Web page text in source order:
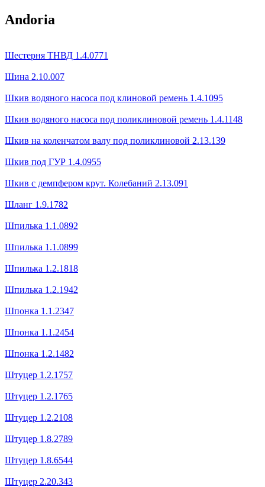
Andoria
Шестерня ТНВД 1.4.0771
Шина 2.10.007
Шкив водяного насоса под клиновой ремень 1.4.1095
Шкив водяного насоса под поликлиновой ремень 1.4.1148
Шкив на коленчатом валу под поликлиновой 2.13.139
Шкив под ГУР 1.4.0955
Шкив с демпфером крут. Колебаний 2.13.091
Шланг 1.9.1782
Шпилька 1.1.0892
Шпилька 1.1.0899
Шпилька 1.2.1818
Шпилька 1.2.1942
Шпонка 1.1.2347
Шпонка 1.1.2454
Шпонка 1.2.1482
Штуцер 1.2.1757
Штуцер 1.2.1765
Штуцер 1.2.2108
Штуцер 1.8.2789
Штуцер 1.8.6544
Штуцер 2.20.343